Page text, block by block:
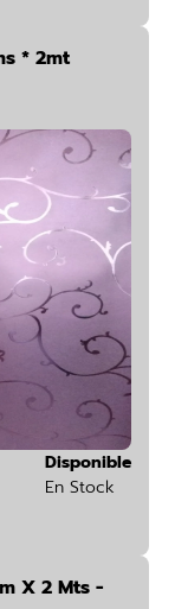
* 2mt
Disponible
En Stock
X 2 Mts -